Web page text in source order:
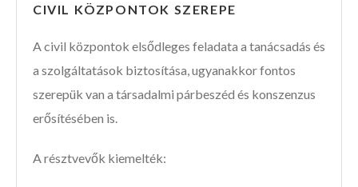
CIVIL KÖZPONTOK SZEREPE
A civil központok elsődleges feladata a tanácsadás és
a szolgáltatások biztosítása, ugyanakkor fontos
szerepük van a társadalmi párbeszéd és konszenzus
erősítésében is.
A résztvevők kiemelték: